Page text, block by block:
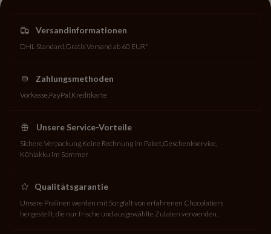
Versandinformationen
DHL Standard Gratis Versand ab 60 EUR*
Zahlungsmethoden
Vorkasse PayPal Kreditkarte
Unsere Service-Vorteile
Sichere Verpackung Keine Rechnung im Paket Geschenkservice
Kühlakku im Sommer
Qualitätsgarantie
Unsere Pralinen werden mit Sorgfalt von erfahrenen Chocolatiers
hergestellt, die nur frische und ausgewählte Zutaten verwenden.